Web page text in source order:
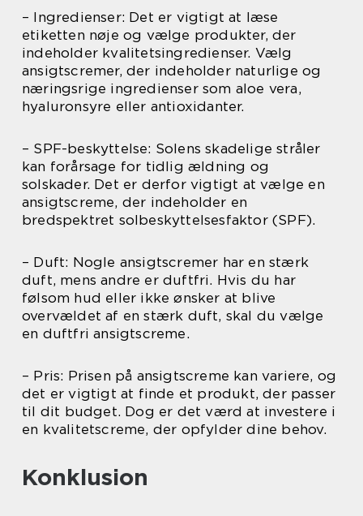
– Ingredienser: Det er vigtigt at læse
etiketten nøje og vælge produkter, der
indeholder kvalitetsingredienser. Vælg
ansigtscremer, der indeholder naturlige og
næringsrige ingredienser som aloe vera,
hyaluronsyre eller antioxidanter.
– SPF-beskyttelse: Solens skadelige stråler
kan forårsage for tidlig ældning og
solskader. Det er derfor vigtigt at vælge en
ansigtscreme, der indeholder en
bredspektret solbeskyttelsesfaktor (SPF).
– Duft: Nogle ansigtscremer har en stærk
duft, mens andre er duftfri. Hvis du har
følsom hud eller ikke ønsker at blive
overvældet af en stærk duft, skal du vælge
en duftfri ansigtscreme.
– Pris: Prisen på ansigtscreme kan variere, og
det er vigtigt at finde et produkt, der passer
til dit budget. Dog er det værd at investere i
en kvalitetscreme, der opfylder dine behov.
Konklusion